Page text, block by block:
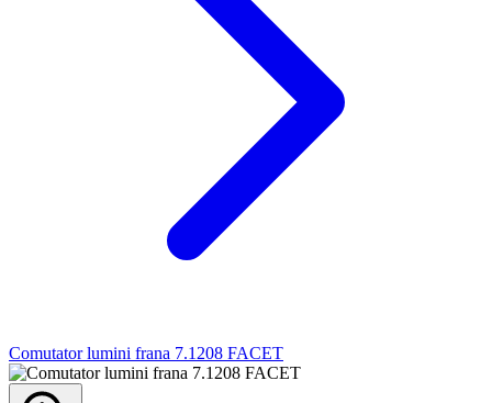
Comutator lumini frana 7.1208 FACET